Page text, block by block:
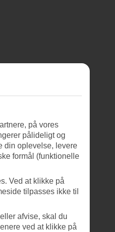
på vores
pålideligt og
din oplevelse, levere
formål (funktionelle
Ved at klikke på
tilpasses ikke til
afvise, skal du
ved at klikke på